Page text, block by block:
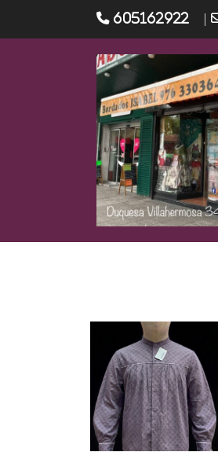
605162922 |